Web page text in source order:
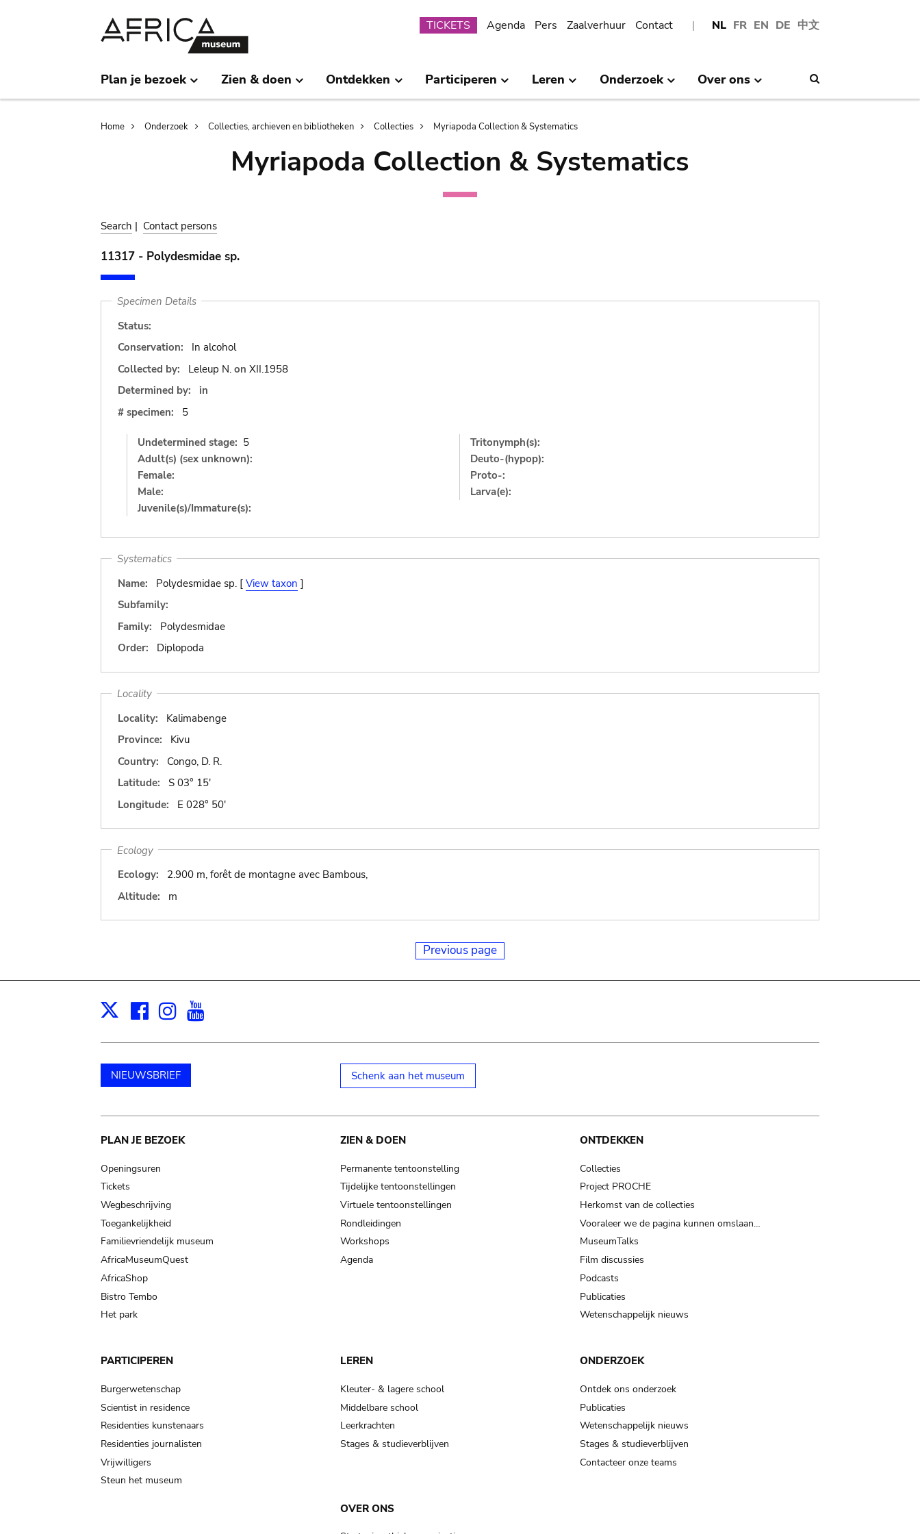
NL FR EN DE 中文
Submenu
TICKETS Agenda Pers Zaalverhuur Contact
Plan je bezoek Zien & doen Ontdekken Participeren Leren Onderzoek Over ons
Breadcrumb
Home Onderzoek Collecties, archieven en bibliotheken Collecties Myriapoda Collection & Systematics
Myriapoda Collection & Systematics
Search | Contact persons
11317 - Polydesmidae sp.
Specimen Details
Status:
Conservation:
In alcohol
Collected by:
Leleup N. on XII.1958
Determined by:
in
# specimen:
5
Undetermined stage: 5
Adult(s) (sex unknown):
Female:
Male:
Juvenile(s)/Immature(s):
Tritonymph(s):
Deuto-(hypop):
Proto-:
Larva(e):
Systematics
Name:
Polydesmidae sp. [ View taxon ]
Subfamily:
Family:
Polydesmidae
Order:
Diplopoda
Locality
Locality:
Kalimabenge
Province:
Kivu
Country:
Congo, D. R.
Latitude:
S 03° 15'
Longitude:
E 028° 50'
Ecology
Ecology:
2.900 m, forêt de montagne avec Bambous,
Altitude:
m
Previous page
X Facebook
Instagram
NIEUWSBRIEF Schenk aan het museum
Main
navigation
PLAN JE BEZOEK
Openingsuren
Tickets
Wegbeschrijving
Toegankelijkheid
Familievriendelijk museum
AfricaMuseumQuest
AfricaShop
Bistro Tembo
Het park
ZIEN & DOEN
Permanente tentoonstelling
Tijdelijke tentoonstellingen
Virtuele tentoonstellingen
Rondleidingen
Workshops
Agenda
ONTDEKKEN
Collecties
Project PROCHE
Herkomst van de collecties
Vooraleer we de pagina kunnen omslaan…
MuseumTalks
Film discussies
Podcasts
Publicaties
Wetenschappelijk nieuws
PARTICIPEREN
Burgerwetenschap
Scientist in residence
Residenties kunstenaars
Residenties journalisten
Vrijwilligers
Steun het museum
LEREN
Kleuter- & lagere school
Middelbare school
Leerkrachten
Stages & studieverblijven
ONDERZOEK
Ontdek ons onderzoek
Publicaties
Wetenschappelijk nieuws
Stages & studieverblijven
Contacteer onze teams
OVER ONS